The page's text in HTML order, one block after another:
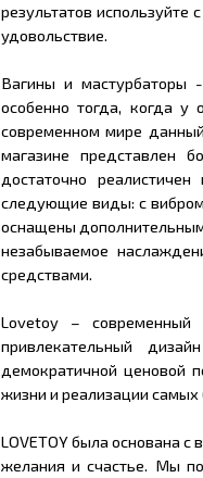
результатов используйте
удовольствие.
Вагины и мастурбаторы
особенно тогда, когда у
современном мире
магазине представлен
достаточно
следующие виды: с
оснащены
незабываемое
средствами.
Lovetoy – современный
привлекательный
демократичной ценовой
жизни и реализации
LOVETOY была основана
желания и счастье. Мы